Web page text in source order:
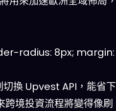
radius: 8px; margin:
換 Upvest API，能省下
境投資流程將變得像刷